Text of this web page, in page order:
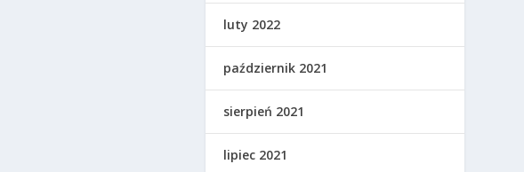
luty 2022
październik 2021
sierpień 2021
lipiec 2021